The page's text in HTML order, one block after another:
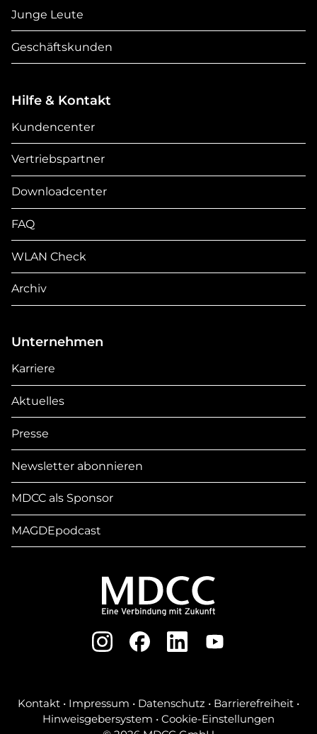
Junge Leute
Geschäftskunden
Hilfe & Kontakt
Kundencenter
Vertriebspartner
Downloadcenter
FAQ
WLAN Check
Archiv
Unternehmen
Karriere
Aktuelles
Presse
Newsletter abonnieren
MDCC als Sponsor
MAGDEpodcast
Kontakt • Impressum • Datenschutz • Barrierefreiheit •
Hinweisgebersystem • Cookie-Einstellungen